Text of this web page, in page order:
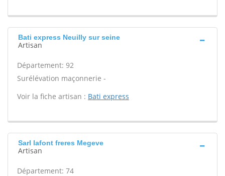
Bati express Neuilly sur seine
Artisan
Département: 92
Surélévation maçonnerie -
Voir la fiche artisan : Bati express
Sarl lafont freres Megeve
Artisan
Département: 74